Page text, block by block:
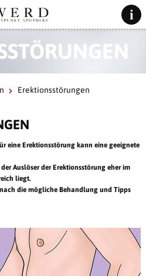
Erektionsstörungen
eine Erektionsstörung kann eine geeignete
Auslöser der Erektionsstörung eher im
liegt.
die mögliche Behandlung und Tipps